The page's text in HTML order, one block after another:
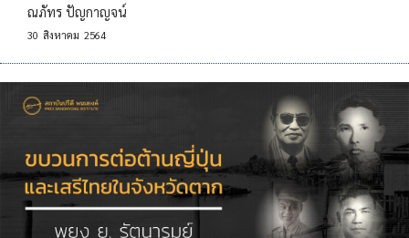
ณภัทร ปัญกาญจน์
30 สิงหาคม 2564